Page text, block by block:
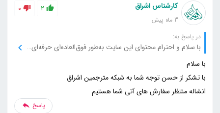
کارشناس اشراق
3 ماه پیش
2
0
در پاسخ به:
با سلام و احترام محتوای این سایت به‌طور فوق‌العاده‌ای حرفه‌ای و قابل اعتماد بود. نکات کاربردی و جزئیات دقیقی ارائه شد که واقعا برام مفید بود. از نویسندگان سایت بابت دقت نظر و سطح بالای اطلاعات تشکر می‌کنم.
انشاله منتظر سفارش های آتی شما هستیم
پاسخ